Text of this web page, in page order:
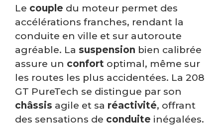
Le couple du moteur permet des
accélérations franches, rendant la
conduite en ville et sur autoroute
agréable. La suspension bien calibrée
assure un confort optimal, même sur
les routes les plus accidentées. La 208
GT PureTech se distingue par son
châssis agile et sa réactivité, offrant
des sensations de conduite inégalées.